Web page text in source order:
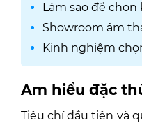
Làm sao để
Showroom âm
Kinh nghiệm
Am hiểu đặc
Tiêu chí đầu tiên và